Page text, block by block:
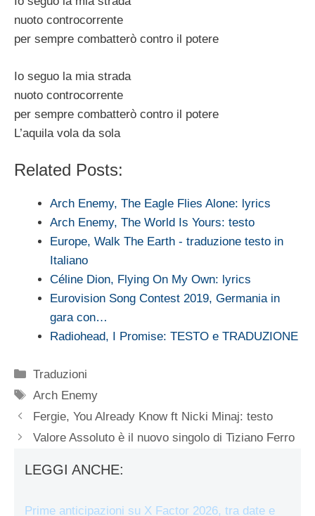
nuoto controcorrente
per sempre combatterò contro il potere
Io seguo la mia strada
nuoto controcorrente
per sempre combatterò contro il potere
L’aquila vola da sola
Related Posts:
Arch Enemy, The Eagle Flies Alone: lyrics
Arch Enemy, The World Is Yours: testo
Europe, Walk The Earth - traduzione testo in
Italiano
Céline Dion, Flying On My Own: lyrics
Eurovision Song Contest 2019, Germania in
gara con…
Radiohead, I Promise: TESTO e TRADUZIONE
Categorie
Traduzioni
Tag
Arch Enemy
Fergie, You Already Know ft Nicki Minaj: testo
Valore Assoluto è il nuovo singolo di Tiziano Ferro
LEGGI ANCHE:
Prime anticipazioni su X Factor 2026, tra date e